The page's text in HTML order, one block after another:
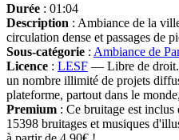
Durée : 01:04
Description : Ambiance de la
circulation dense et passages de
Sous-catégorie : Ambiance de
Licence : LESF — Libre de droit.
un nombre illimité de projets
plateforme, partout dans le
Premium : Ce bruitage est inclus
15398 bruitages et musiques